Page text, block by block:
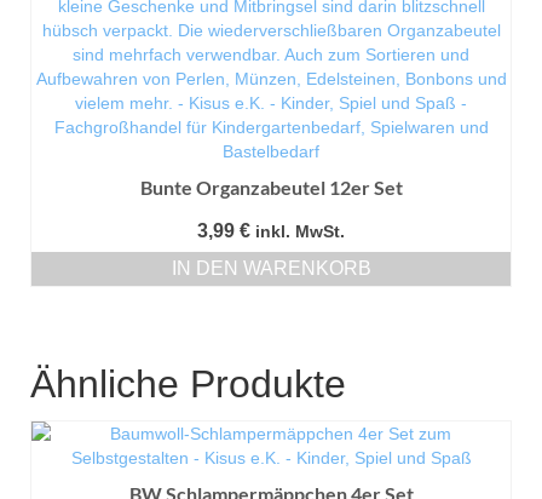
Bunte Organzabeutel 12er Set
3,99 € inkl. MwSt.
IN DEN WARENKORB
Ähnliche Produkte
BW Schlampermäppchen 4er Set